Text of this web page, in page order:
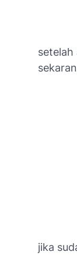
setelah
jika